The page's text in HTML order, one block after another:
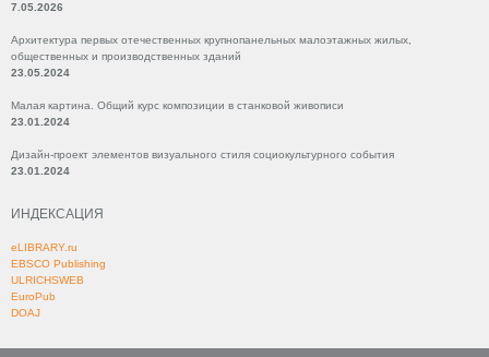
7.05.2026
Архитектура первых отечественных крупнопанельных малоэтажных жилых,
общественных и производственных зданий
23.05.2024
Малая картина. Общий курс композиции в станковой живописи
23.01.2024
Дизайн-проект элементов визуального стиля социокультурного события
23.01.2024
ИНДЕКСАЦИЯ
eLIBRARY.ru
EBSCO Publishing
ULRICHSWEB
EuroPub
DOAJ